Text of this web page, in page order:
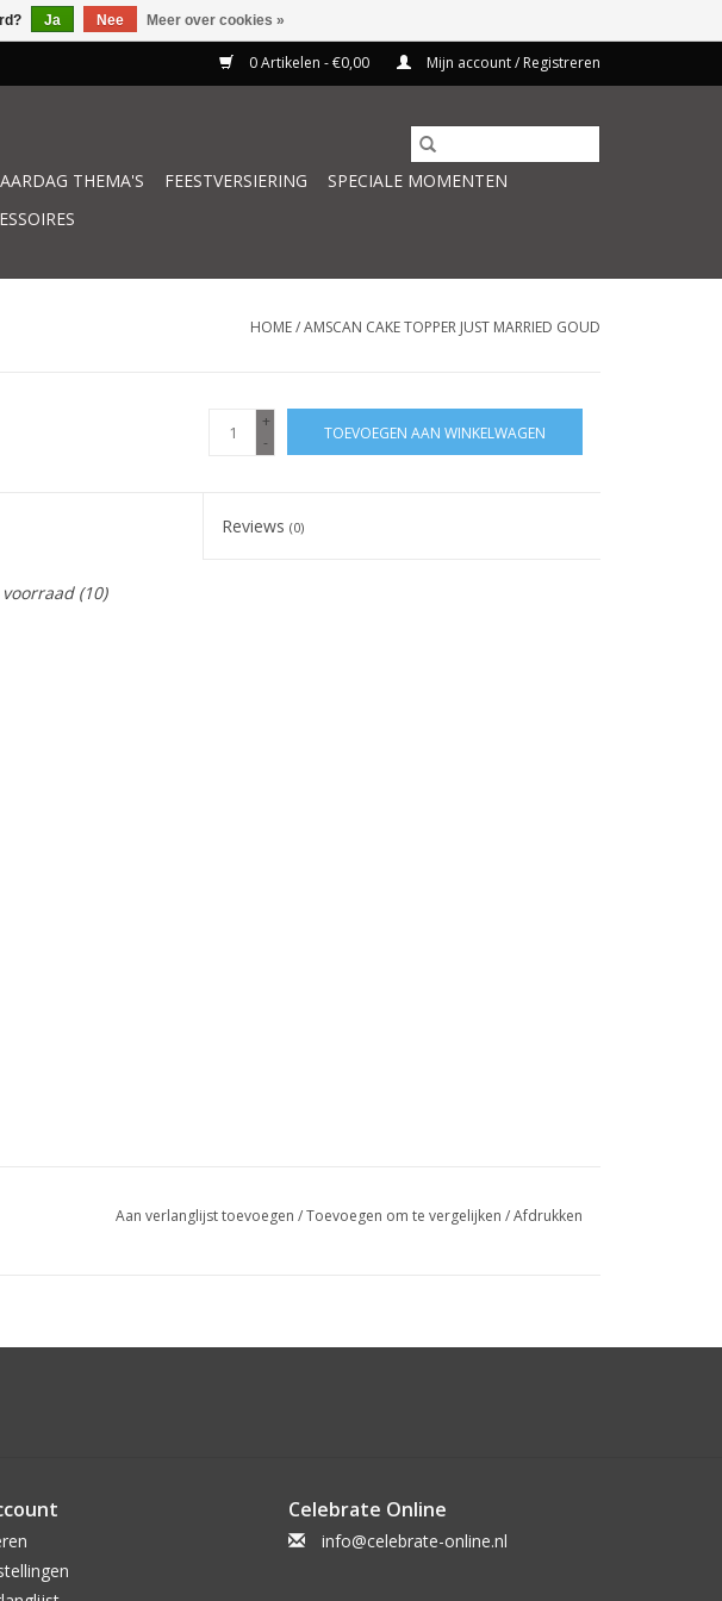
0 Artikelen - €0,00 Mijn account / Registreren
THEMA'S FEESTVERSIERING
SPECIALE MOMENTEN
HOME/AMSCAN CAKE TOPPER JUST MARRIED GOUD
+
-
TOEVOEGEN AAN WINKELWAGEN
Reviews(0)
voorraad(10)
Aan verlanglijst toevoegen /Toevoegen om te vergelijken /Afdrukken
Celebrate Online
info@celebrate-online.nl
Ja Nee Meer over cookies »